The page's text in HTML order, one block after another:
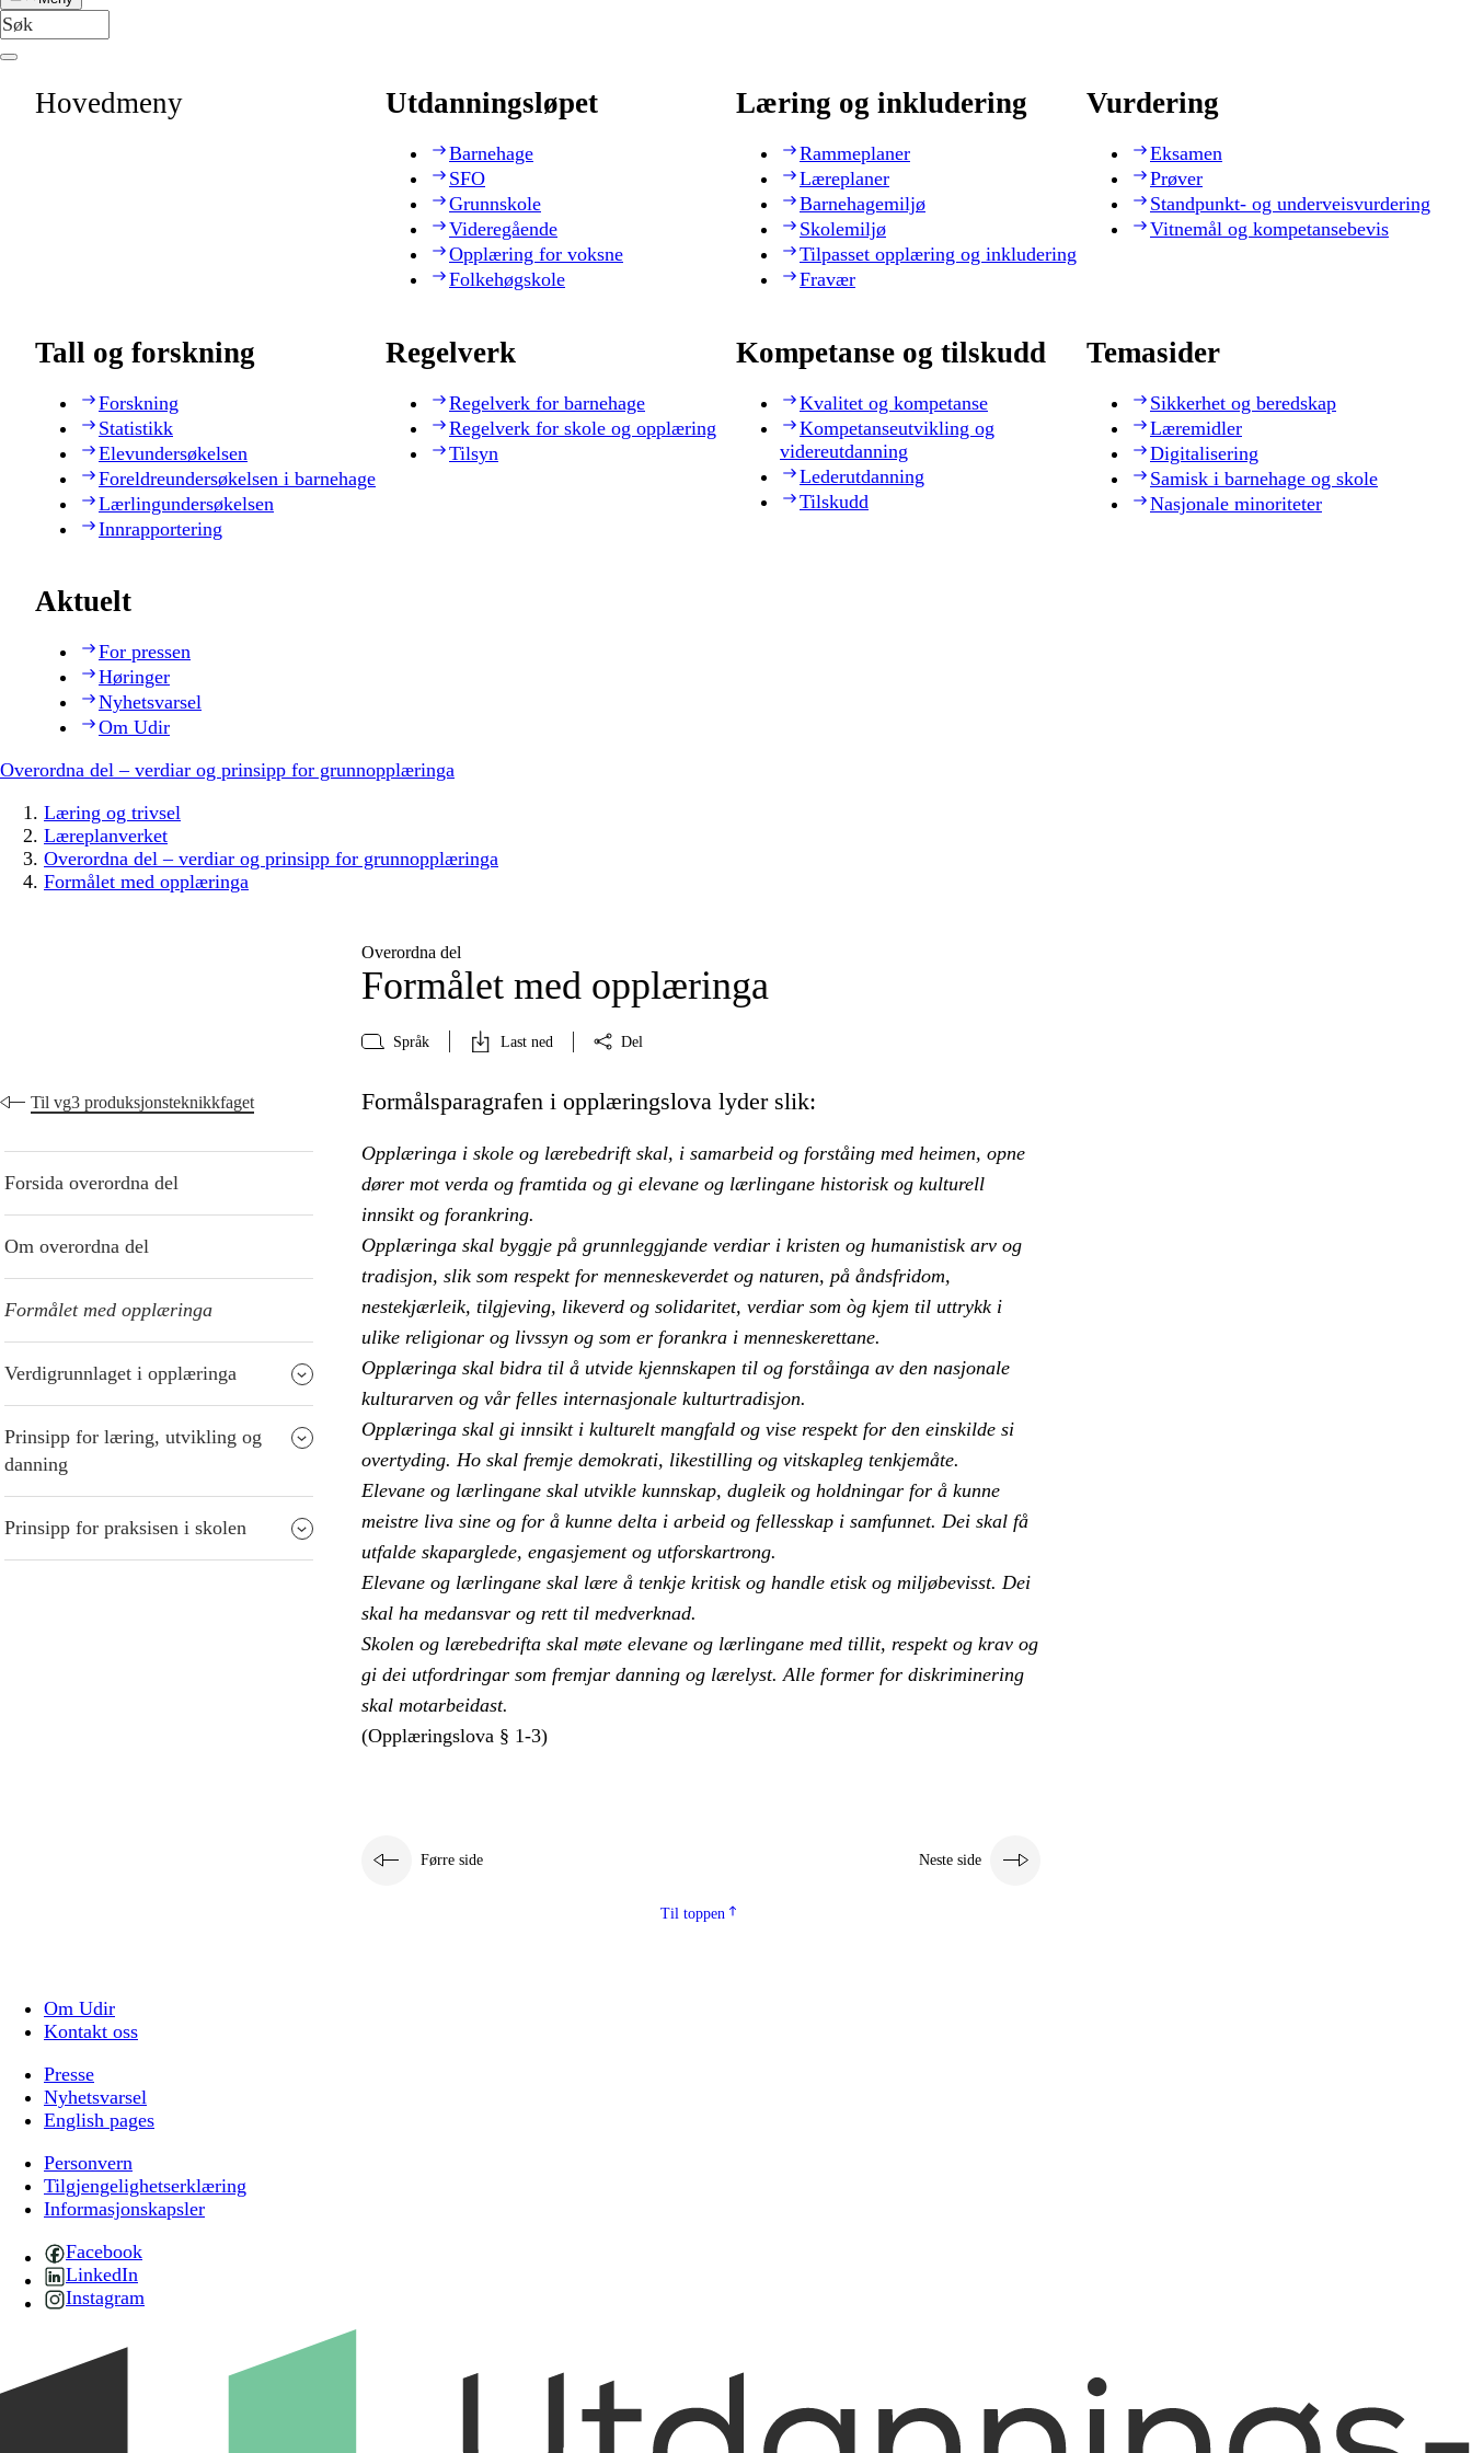
Hovedmeny Utdanningsløpet
Barnehage
SFO
Grunnskole
Videregående
Opplæring for voksne
Folkehøgskole
Læring og inkludering
Rammeplaner
Læreplaner
Barnehagemiljø
Skolemiljø
Tilpasset opplæring og inkludering
Fravær
Vurdering
Eksamen
Prøver
Standpunkt- og underveisvurdering
Vitnemål og kompetansebevis
Tall og forskning
Forskning
Statistikk
Elevundersøkelsen
Foreldreundersøkelsen i barnehage
Lærlingundersøkelsen
Innrapportering
Regelverk
Regelverk for barnehage
Regelverk for skole og opplæring
Tilsyn
Kompetanse og tilskudd
Kvalitet og kompetanse
Kompetanseutvikling og
videreutdanning
Lederutdanning
Tilskudd
Temasider
Sikkerhet og beredskap
Læremidler
Digitalisering
Samisk i barnehage og skole
Nasjonale minoriteter
Aktuelt
For pressen
Høringer
Nyhetsvarsel
Om Udir
Overordna del – verdiar og prinsipp for grunnopplæringa
Læring og trivsel
Læreplanverket
Overordna del – verdiar og prinsipp for grunnopplæringa
Formålet med opplæringa
Overordna del
Formålet med opplæringa
Språk Last ned Del
Til vg3 produksjonsteknikkfaget
Forsida overordna del
Om overordna del
Formålet med opplæringa
Verdigrunnlaget i opplæringa
Prinsipp for læring, utvikling og
danning
Prinsipp for praksisen i skolen
Formålsparagrafen i opplæringslova lyder slik:
Opplæringa i skole og lærebedrift skal, i samarbeid og forståing med heimen, opne
dører mot verda og framtida og gi elevane og lærlingane historisk og kulturell
innsikt og forankring.
Opplæringa skal byggje på grunnleggjande verdiar i kristen og humanistisk arv og
tradisjon, slik som respekt for menneskeverdet og naturen, på åndsfridom,
nestekjærleik, tilgjeving, likeverd og solidaritet, verdiar som òg kjem til uttrykk i
ulike religionar og livssyn og som er forankra i menneskerettane.
Opplæringa skal bidra til å utvide kjennskapen til og forståinga av den nasjonale
kulturarven og vår felles internasjonale kulturtradisjon.
Opplæringa skal gi innsikt i kulturelt mangfald og vise respekt for den einskilde si
overtyding. Ho skal fremje demokrati, likestilling og vitskapleg tenkjemåte.
Elevane og lærlingane skal utvikle kunnskap, dugleik og holdningar for å kunne
meistre liva sine og for å kunne delta i arbeid og fellesskap i samfunnet. Dei skal få
utfalde skaparglede, engasjement og utforskartrong.
Elevane og lærlingane skal lære å tenkje kritisk og handle etisk og miljøbevisst. Dei
skal ha medansvar og rett til medverknad.
Skolen og lærebedrifta skal møte elevane og lærlingane med tillit, respekt og krav og
gi dei utfordringar som fremjar danning og lærelyst. Alle former for diskriminering
skal motarbeidast.
(Opplæringslova § 1-3)
Førre side Neste side
Til toppen
Om Udir
Kontakt oss
Presse
Nyhetsvarsel
English pages
Personvern
Tilgjengelighetserklæring
Informasjonskapsler
Facebook
LinkedIn
Instagram